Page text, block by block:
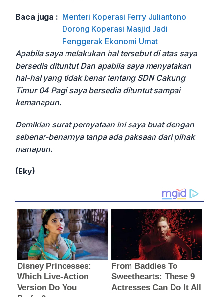
Baca juga : Menteri Koperasi Ferry Juliantono
Dorong Koperasi Masjid Jadi
Penggerak Ekonomi Umat
Apabila saya melakukan hal tersebut di atas saya
bersedia dituntut Dan apabila saya menyatakan
hal-hal yang tidak benar tentang SDN Cakung
Timur 04 Pagi saya bersedia dituntut sampai
kemanapun.
Demikian surat pernyataan ini saya buat dengan
sebenar-benarnya tanpa ada paksaan dari pihak
manapun.
(Eky)